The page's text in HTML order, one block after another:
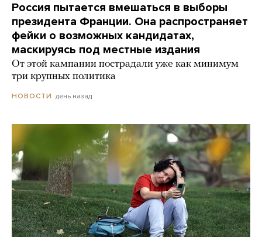
Россия пытается вмешаться в выборы
президента Франции. Она распространяет
фейки о возможных кандидатах,
маскируясь под местные издания
От этой кампании пострадали уже как минимум
три крупных политика
НОВОСТИ день назад